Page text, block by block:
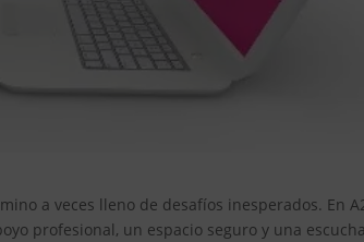
a veces lleno de desafíos inesperados. En
profesional, un espacio seguro y una